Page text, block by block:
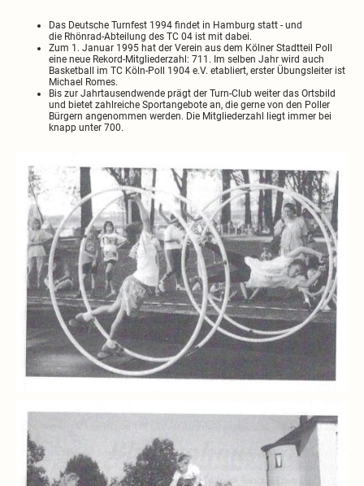
Das Deutsche Turnfest 1994 findet in Hamburg statt - und
die Rhönrad-Abteilung des TC 04 ist mit dabei.
Zum 1. Januar 1995 hat der Verein aus dem Kölner Stadtteil Poll
eine neue Rekord-Mitgliederzahl: 711. Im selben Jahr wird auch
Basketball im TC Köln-Poll 1904 e.V. etabliert, erster Übungsleiter ist
Michael Romes.
Bis zur Jahrtausendwende prägt der Turn-Club weiter das Ortsbild
und bietet zahlreiche Sportangebote an, die gerne von den Poller
Bürgern angenommen werden. Die Mitgliederzahl liegt immer bei
knapp unter 700.